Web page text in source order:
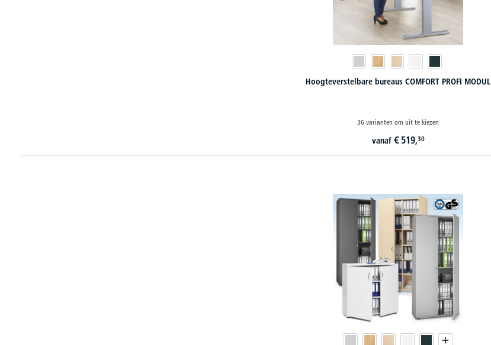
Hoogteverstelbare bureaus COMFORT PROFI MODUL
36 varianten om uit te kiezen
vanaf € 519,30